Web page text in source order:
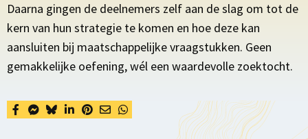
Daarna gingen de deelnemers zelf aan de slag om tot de
kern van hun strategie te komen en hoe deze kan
aansluiten bij maatschappelijke vraagstukken. Geen
gemakkelijke oefening, wél een waardevolle zoektocht.